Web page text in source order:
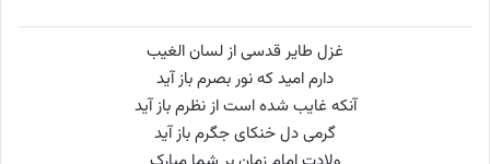
غزل طایر قدسی از لسان الغیب
دارم امید که نور بصرم باز آید
آنکه غایب شده است از نظرم باز آید
گرمی دل خنکای جگرم باز آید